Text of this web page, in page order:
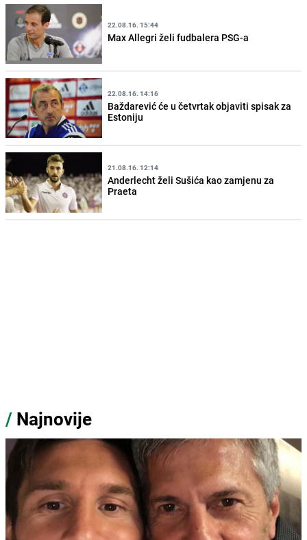
22.08.16. 15:44
Max Allegri želi fudbalera PSG-a
22.08.16. 14:16
Baždarević će u četvrtak objaviti spisak za
Estoniju
21.08.16. 12:14
Anderlecht želi Sušića kao zamjenu za
Praeta
/ Najnovije